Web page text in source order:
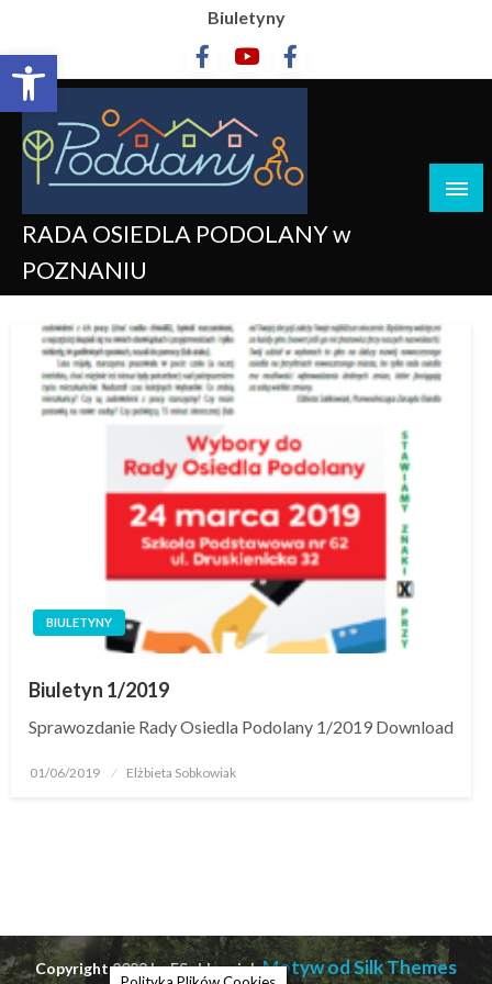
Otwórz pasek narzędzi
Biuletyny
RADA OSIEDLA PODOLANY w
POZNANIU
BIULETYNY
Biuletyn 1/2019
Sprawozdanie Rady Osiedla Podolany 1/2019 Download
01/06/2019 Elżbieta Sobkowiak
Copyright 2023 by ESobkowiakMotyw od Silk Themes